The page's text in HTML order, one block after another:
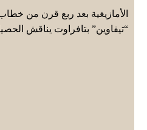
الأمازيغية بعد ربع قرن من
“تيفاوين” بتافراوت يناقش